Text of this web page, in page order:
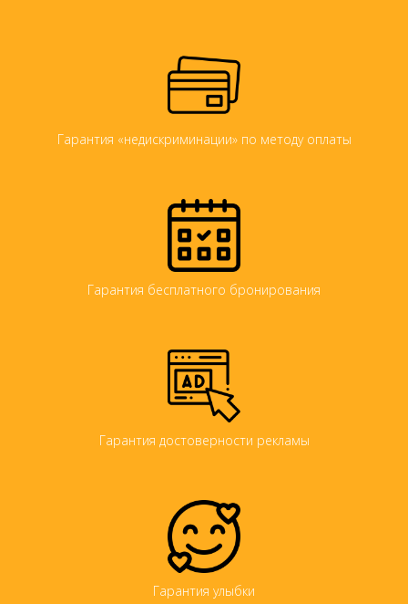
Гарантия «недискриминации» по методу оплаты
Гарантия бесплатного бронирования
Гарантия достоверности рекламы
Гарантия улыбки